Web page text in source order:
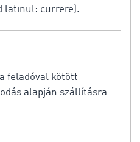
latinul: currere).
feladóval kötött
alapján szállításra